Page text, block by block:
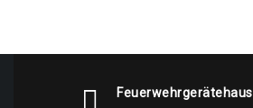
Feuerwehrgerätehaus